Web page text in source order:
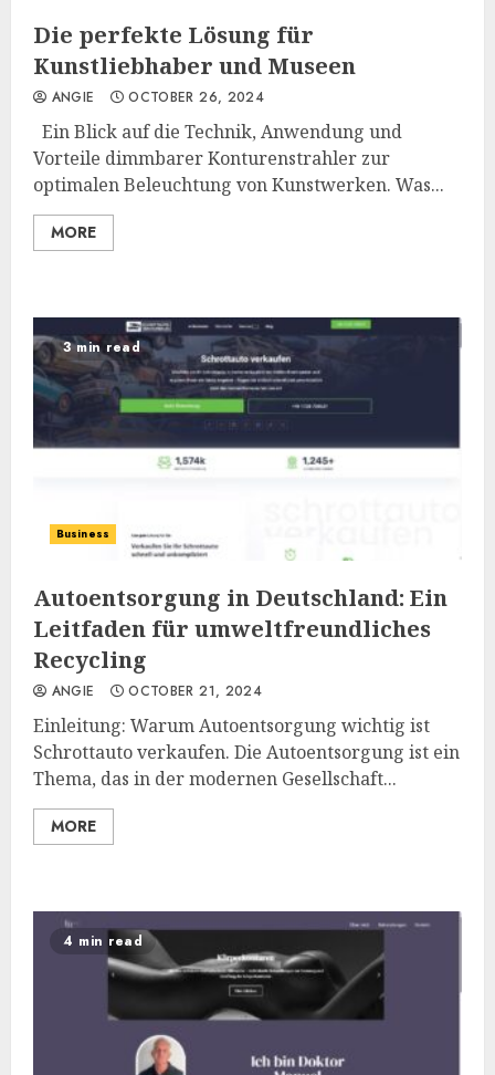
Die perfekte Lösung für
Kunstliebhaber und Museen
ANGIE OCTOBER 26, 2024
Ein Blick auf die Technik, Anwendung und
Vorteile dimmbarer Konturenstrahler zur
optimalen Beleuchtung von Kunstwerken. Was...
MORE
3 min read
Business
Autoentsorgung in Deutschland: Ein
Leitfaden für umweltfreundliches
Recycling
ANGIE OCTOBER 21, 2024
Einleitung: Warum Autoentsorgung wichtig ist
Schrottauto verkaufen. Die Autoentsorgung ist ein
Thema, das in der modernen Gesellschaft...
MORE
4 min read